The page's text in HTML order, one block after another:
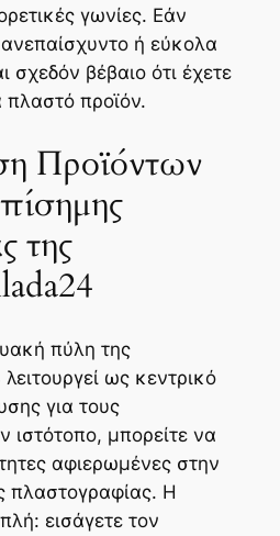
γωνίες. Εάν
ανεπαίσχυντο ή εύκολα
σχεδόν βέβαιο ότι έχετε
πλαστό προϊόν.
Προϊόντων
της
πύλη της
ως κεντρικό
για τους
ιστότοπο, μπορείτε να
αφιερωμένες στην
πλαστογραφίας. Η
εισάγετε τον